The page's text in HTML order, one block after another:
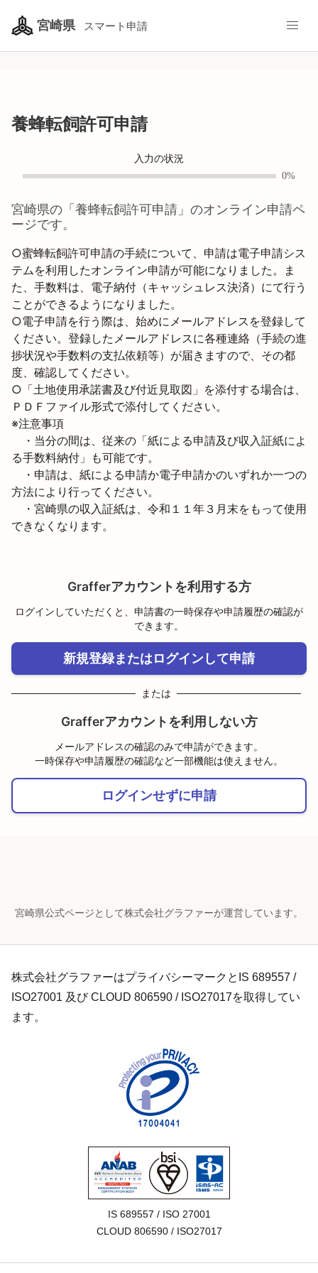
宮崎県 スマート申請
養蜂転飼許可申請
入力の状況
0%
宮崎県の「 養蜂転飼許可申請 」のオンライン申請ペ
ージです。
○蜜蜂転飼許可申請の手続について、申請は電子申請シス
テムを利用したオンライン申請が可能になりました。ま
た、手数料は、電子納付（キャッシュレス決済）にて行う
ことができるようになりました。
○電子申請を行う際は、始めにメールアドレスを登録して
ください。登録したメールアドレスに各種連絡（手続の進
捗状況や手数料の支払依頼等）が届きますので、その都
度、確認してください。
○「土地使用承諾書及び付近見取図」を添付する場合は、
ＰＤＦファイル形式で添付してください。
※注意事項
・当分の間は、従来の「紙による申請及び収入証紙によ
る手数料納付」も可能です。
・申請は、紙による申請か電子申請かのいずれか一つの
方法により行ってください。
・宮崎県の収入証紙は、令和１１年３月末をもって使用
できなくなります。
Grafferアカウントを利用する方
ログインしていただくと、申請書の一時保存や申請履歴の確認が
できます。
新規登録またはログインして申請
または
Grafferアカウントを利用しない方
メールアドレスの確認のみで申請ができます。
一時保存や申請履歴の確認など一部機能は使えません。
ログインせずに申請
宮崎県公式ページとして株式会社グラファーが運営しています。
株式会社グラファーはプライバシーマークとIS 689557 /
ISO27001 及び CLOUD 806590 / ISO27017を取得してい
ます。
IS 689557 / ISO 27001
CLOUD 806590 / ISO27017